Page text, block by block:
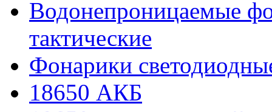
Водонепроницаемые
тактические
Фонарики
18650 АКБ